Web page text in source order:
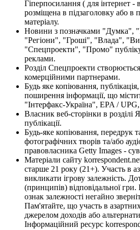
Гіперпосилання ( для інтернет
розміщена в підзаголовку або в
матеріалу.
Новини з позначками "Думка",
"Регіони", "Гроші", "Влада",
"Спецпроекти", "Промо"
реклами.
Розділ Спецпроекти
комерційними партнерами.
Будь яке копіювання,
поширення інформації, що
"Інтерфакс-Україна", EPA /
Власник веб-сторінки в розділі
публікації.
Будь-яке копіювання, передрук
фотографічних творів та/або
правовласника Getty Images -
Матеріали сайту
старше 21 року (21+). Участь в
викликати ігрову залежність.
(принципів) відповідальної
ознак залежності негайно
Пам'ятайте, що участь в
джерелом доходів або
Інформаційний ресурс